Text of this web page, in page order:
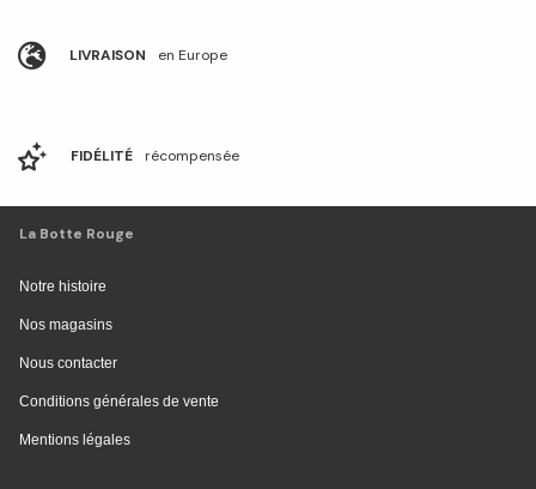
LIVRAISON en Europe
FIDÉLITÉ récompensée
La Botte Rouge
Notre histoire
Nos magasins
Nous contacter
Conditions générales de vente
Mentions légales